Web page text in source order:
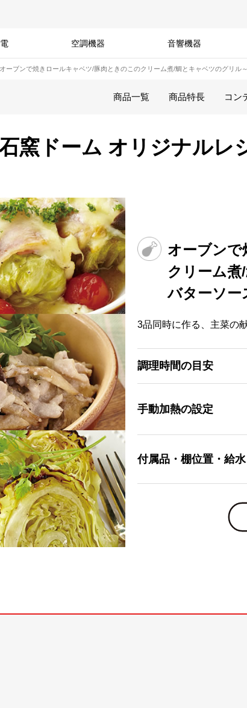
空調機器 音響機器
オーブンで焼きロールキャベツ/豚肉ときのこのクリーム煮/鯛とキャベツのグリル
商品一覧 商品特長 コン
窯ドーム オリジナルレ
オーブンで
クリーム
バターソー
3品同時に作る、主菜の
調理時間の目安
手動加熱の設定
付属品・棚位置・給水